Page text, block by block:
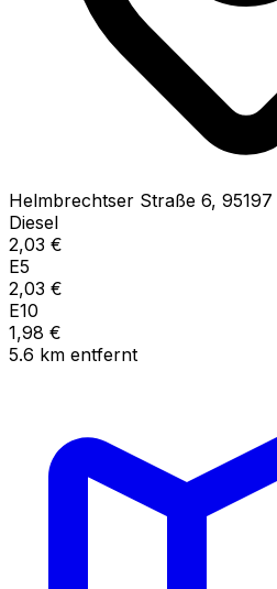
Helmbrechtser Straße 6, 95197
Diesel
2,03 €
E5
2,03 €
E10
1,98 €
5.6 km entfernt